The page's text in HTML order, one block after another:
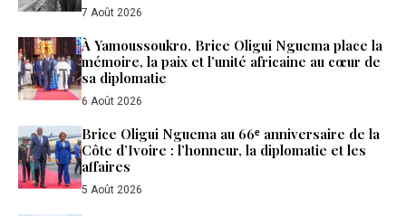
7 Août 2026
À Yamoussoukro, Brice Oligui Nguema place la
mémoire, la paix et l’unité africaine au cœur de
sa diplomatie
6 Août 2026
Brice Oligui Nguema au 66ᵉ anniversaire de la
Côte d’Ivoire : l’honneur, la diplomatie et les
affaires
5 Août 2026